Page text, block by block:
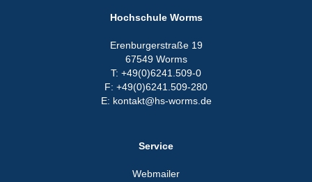
frühzeitig als qualifizierte Nachwuchskräfte zu entwickeln und
in Masterprogrammen weiterqualifiziert werden, wodurch
Unternehmen langfristig hochspezialisierte Fach- und
Führungskräfte aufbauen können.
Interesse an einer Kooperation?
Studiengangs Digital Accounting (B.A.) vorstellen können,
Nutzen Sie dafür einfach unserhier hinterlegtes
Hochschule Worms
Erenburgerstraße 19
67549 Worms
T: +49(0)6241.509-0
F: +49(0)6241.509-280
E: kontakt@hs-worms.de
Service
Webmailer